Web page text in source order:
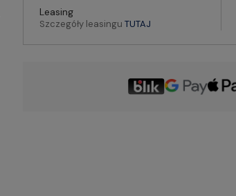
Leasing
Szczegóły leasinguTUTAJ